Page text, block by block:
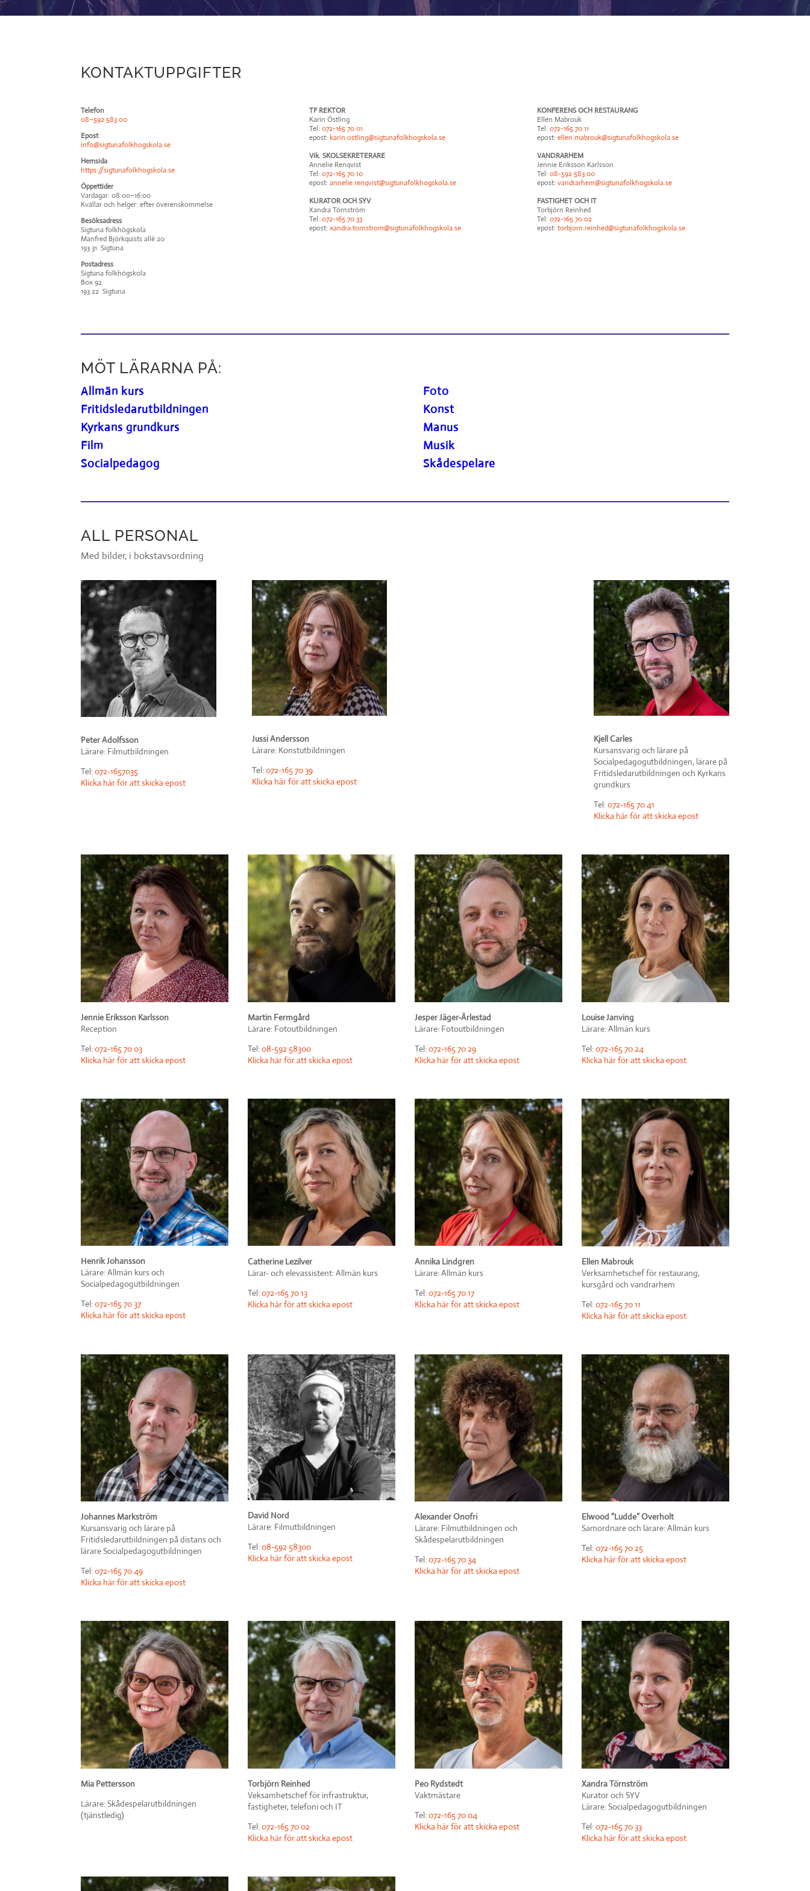
KONTAKTUPPGIFTER
Telefon
08–592 583 00
Epost
info@sigtunafolkhogskola.se
Hemsida
https://sigtunafolkhogskola.se
Öppettider
Vardagar: 08:00–16:00
Kvällar och helger: efter överenskommelse
Besöksadress
Sigtuna folkhögskola
Manfred Björkquists allé 20
193 31 Sigtuna
Postadress
Sigtuna folkhögskola
Box 92
193 22 Sigtuna
TF REKTOR
Karin Östling
Tel: 072-165 70 01
epost: karin.ostling@sigtunafolkhogskola.se
Vik. SKOLSEKRETERARE
Annelie Renqvist
Tel: 072-165 70 10
epost: annelie.renqvist@sigtunafolkhogskola.se
KURATOR OCH SYV
Xandra Törnström
Tel: 072-165 70 33
epost: xandra.tornstrom@sigtunafolkhogskola.se
KONFERENS OCH RESTAURANG
Ellen Mabrouk
Tel: 072-165 70 11
epost: ellen.mabrouk@sigtunafolkhogskola.se
VANDRARHEM
Jennie Eriksson Karlsson
Tel: 08-592 583 00
epost: vandrarhem@sigtunafolkhogskola.se
FASTIGHET OCH IT
Torbjörn Reinhed
Tel: 072-165 70 02
epost: torbjorn.reinhed@sigtunafolkhogskola.se
MÖT LÄRARNA PÅ:
Allmän kurs
Fritidsledarutbildningen
Kyrkans grundkurs
Film
Socialpedagog
Foto
Konst
Manus
Musik
Skådespelare
ALL PERSONAL
Med bilder, i bokstavsordning
Peter Adolfsson
Lärare: Filmutbildningen
Tel:072-1657035
Klicka här för att skicka epost
Jussi Andersson
Lärare: Konstutbildningen
Tel:072-165 70 39
Klicka här för att skicka epost
Kjell Carles
Kursansvarig och lärare på
Socialpedagogutbildningen, lärare på
Fritidsledarutbildningen och Kyrkans
grundkurs
Tel:072-165 70 41
Klicka här för att skicka epost
Jennie Eriksson Karlsson
Reception
Tel:072-165 70 03
Klicka här för att skicka epost
Martin Fermgård
Lärare: Fotoutbildningen
Tel:08-592 58300
Klicka här för att skicka epost
Jesper Jäger-Ärlestad
Lärare: Fotoutbildningen
Tel:072-165 70 29
Klicka här för att skicka epost
Louise Janving
Lärare: Allmän kurs
Tel:072-165 70 24
Klicka här för att skicka epost
Henrik Johansson
Lärare: Allmän kurs och
Socialpedagogutbildningen
Tel:072-165 70 37
Klicka här för att skicka epost
Catherine Lezilver
Lärar- och elevassistent: Allmän kurs
Tel:072-165 70 13
Klicka här för att skicka epost
Annika Lindgren
Lärare: Allmän kurs
Tel:072-165 70 17
Klicka här för att skicka epost
Ellen Mabrouk
Verksamhetschef för restaurang,
kursgård och vandrarhem
Tel:072-165 70 11
Klicka här för att skicka epost
Johannes Markström
Kursansvarig och lärare på
Fritidsledarutbildningen på distans och
lärare Socialpedagogutbildningen
Tel:072-165 70 49
Klicka här för att skicka epost
David Nord
Lärare: Filmutbildningen
Tel:08-592 58300
Klicka här för att skicka epost
Alexander Onofri
Lärare: Filmutbildningen och
Skådespelarutbildningen
Tel:072-165 70 34
Klicka här för att skicka epost
Elwood ”Ludde” Overholt
Samordnare och lärare: Allmän kurs
Tel:072-165 70 25
Klicka här för att skicka epost
Mia Pettersson
Lärare: Skådespelarutbildningen
(tjänstledig)
Torbjörn Reinhed
Veksamhetschef för infrastruktur,
fastigheter, telefoni och IT
Tel:072-165 70 02
Klicka här för att skicka epost
Peo Rydstedt
Vaktmästare
Tel:072-165 70 04
Klicka här för att skicka epost
Xandra Törnström
Kurator och SYV
Lärare: Socialpedagogutbildningen
Tel:072-165 70 33
Klicka här för att skicka epost